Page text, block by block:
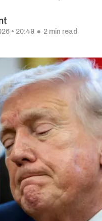
• 20:49 2 min read